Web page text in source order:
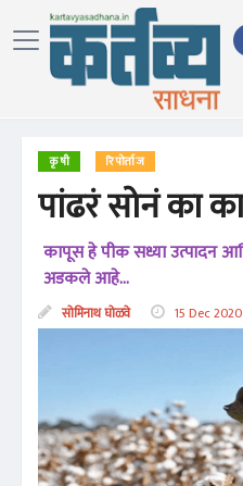
कृषी रिपोर्ताज
पांढरं सोनं का
कापूस हे पीक सध्या उत्पादन
अडकले आहे...
सोमिनाथ घोळवे 15 Dec 2020